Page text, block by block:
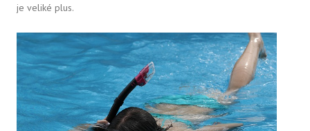
je veliké plus.